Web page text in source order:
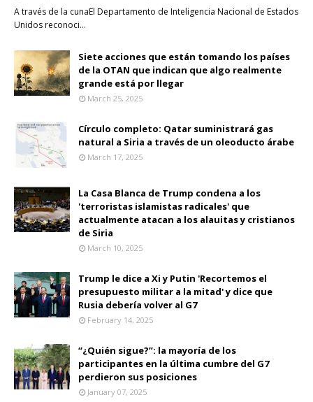
A través de la cunaEl Departamento de Inteligencia Nacional de Estados
Unidos reconoci…
Siete acciones que están tomando los países
de la OTAN que indican que algo realmente
grande está por llegar
March 25, 2025
Círculo completo: Qatar suministrará gas
natural a Siria a través de un oleoducto árabe
March 17, 2025
La Casa Blanca de Trump condena a los
'terroristas islamistas radicales' que
actualmente atacan a los alauitas y cristianos
de Siria
March 10, 2025
Trump le dice a Xi y Putin 'Recortemos el
presupuesto militar a la mitad' y dice que
Rusia debería volver al G7
February 14, 2025
“¿Quién sigue?”: la mayoría de los
participantes en la última cumbre del G7
perdieron sus posiciones
January 07, 2025